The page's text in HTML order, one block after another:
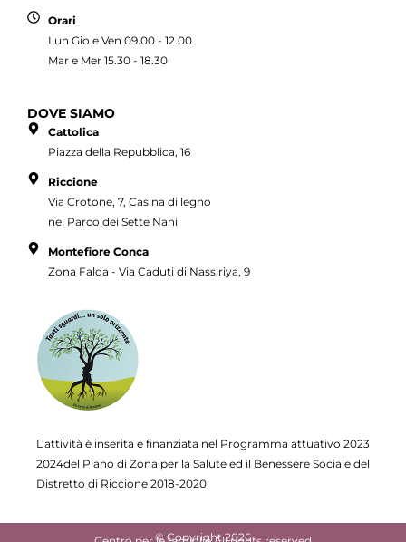
Orari
Lun Gio e Ven 09.00 - 12.00
Mar e Mer 15.30 - 18.30
DOVE SIAMO
Cattolica
Piazza della Repubblica, 16
Riccione
Via Crotone, 7, Casina di legno
nel Parco dei Sette Nani
Montefiore Conca
Zona Falda - Via Caduti di Nassiriya, 9
L’attività è inserita e finanziata nel Programma attuativo 2023
2024del Piano di Zona per la Salute ed il Benessere Sociale del
Distretto di Riccione 2018-2020
© Copyright 2026